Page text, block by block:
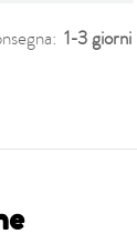
1-3